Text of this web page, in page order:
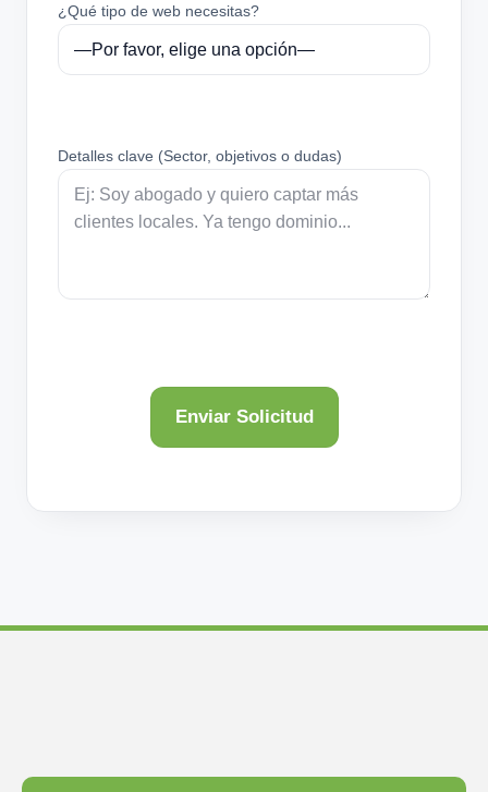
¿Qué tipo de web necesitas?
Detalles clave (Sector, objetivos o dudas)